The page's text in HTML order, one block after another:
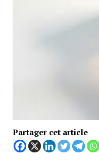
Partager cet article